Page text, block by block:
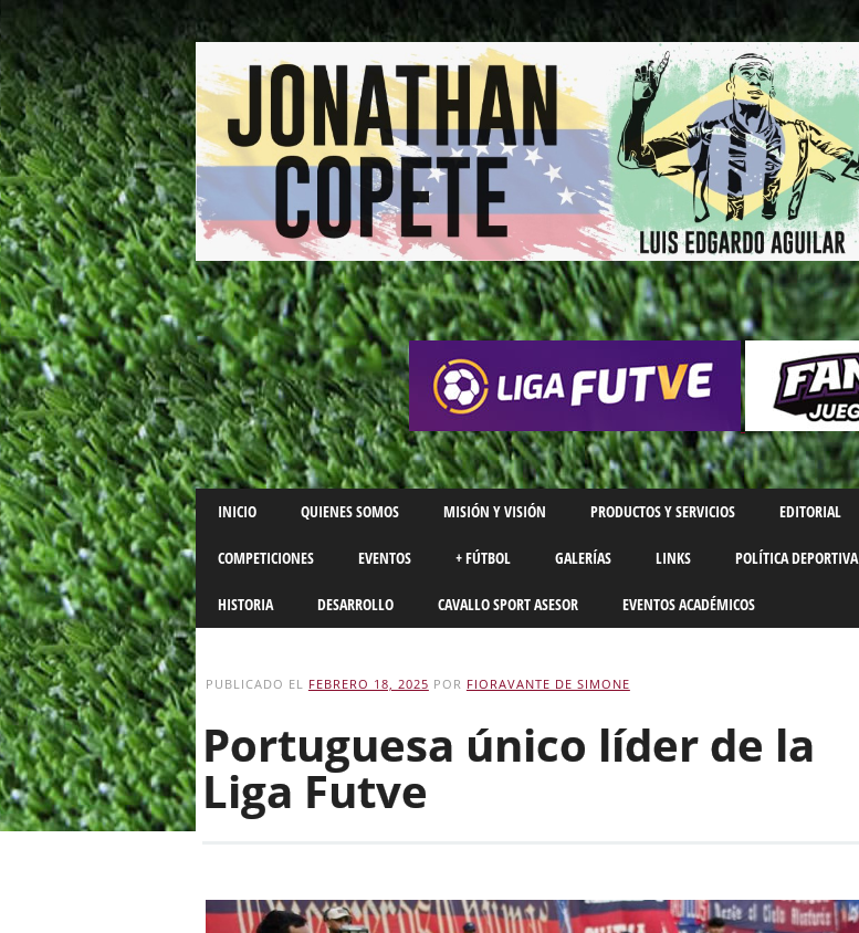
Main menu
Skip
to
content
INICIO QUIENES SOMOS MISIÓN Y VISIÓN PRODUCTOS Y SERVICIOS EDITORIAL
COMPETICIONES EVENTOS + FÚTBOL GALERÍAS LINKS POLÍTICA DEPORTIVA
HISTORIA DESARROLLO CAVALLO SPORT ASESOR EVENTOS ACADÉMICOS
PUBLICADO EL FEBRERO 18, 2025 POR FIORAVANTE DE SIMONE
Portuguesa único líder de la
Liga Futve